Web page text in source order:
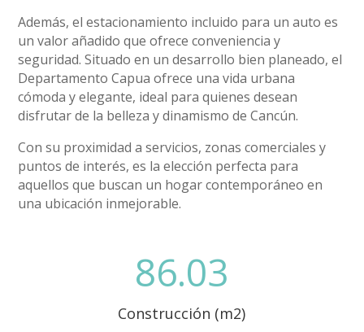
Además, el estacionamiento incluido para un auto es
un valor añadido que ofrece conveniencia y
seguridad. Situado en un desarrollo bien planeado, el
Departamento Capua ofrece una vida urbana
cómoda y elegante, ideal para quienes desean
disfrutar de la belleza y dinamismo de Cancún.
Con su proximidad a servicios, zonas comerciales y
puntos de interés, es la elección perfecta para
aquellos que buscan un hogar contemporáneo en
una ubicación inmejorable.
86.03
Construcción (m2)